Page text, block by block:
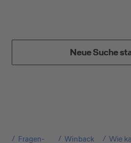
Neue Suche
Fragen-
Winback
Wie